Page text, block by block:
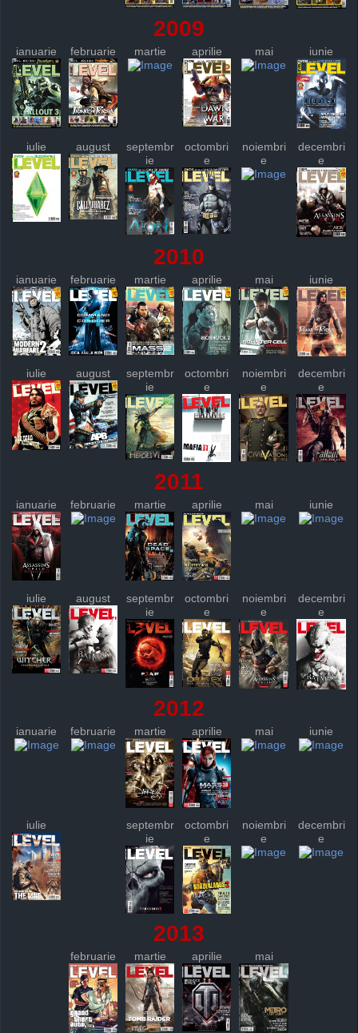
2009
ianuarie februarie martie aprilie mai iunie
iulie august
septembr
ie
octombri
e
noiembri
e
decembri
e
2010
ianuarie februarie martie aprilie mai iunie
iulie august
septembr
ie
octombri
e
noiembri
e
decembri
e
2011
ianuarie februarie martie aprilie mai iunie
iulie august
septembr
ie
octombri
e
noiembri
e
decembri
e
2012
ianuarie februarie martie aprilie mai iunie
iulie
septembr
ie
octombri
e
noiembri
e
decembri
e
2013
februarie martie aprilie mai